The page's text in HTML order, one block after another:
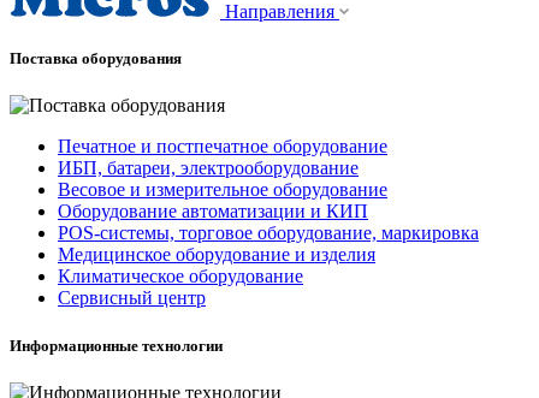
Направления
Поставка оборудования
Печатное и постпечатное оборудование
ИБП, батареи, электрооборудование
Весовое и измерительное оборудование
Оборудование автоматизации и КИП
POS-системы, торговое оборудование, маркировка
Медицинское оборудование и изделия
Климатическое оборудование
Сервисный центр
Информационные технологии